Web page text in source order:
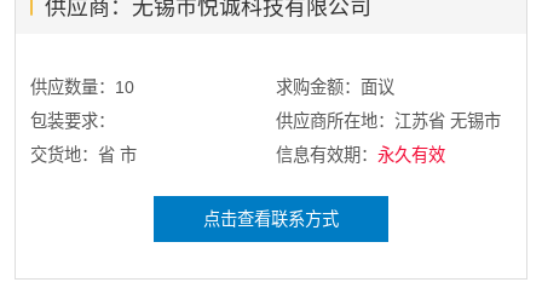
供应商：无锡市悦诚科技有限公司
供应数量：10
求购金额：面议
包装要求：
供应商所在地：江苏省 无锡市
交货地：省 市
信息有效期： 永久有效
点击查看联系方式